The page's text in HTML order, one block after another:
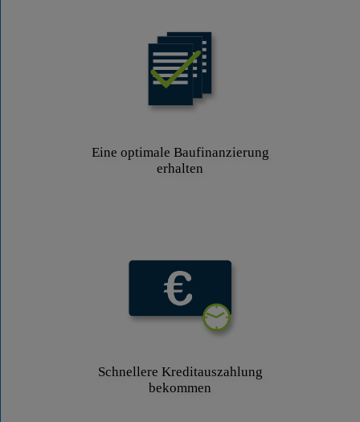
Eine optimale Baufinanzierung
erhalten
Schnellere Kreditauszahlung
bekommen